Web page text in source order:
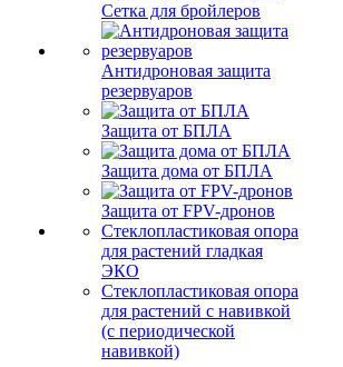
Сетка для бройлеров
Антидроновая защита
резервуаров
Защита от БПЛА
Защита дома от БПЛА
Защита от FPV-дронов
Стеклопластиковая опора
для растений гладкая
ЭКО
Стеклопластиковая опора
для растений с навивкой
(с периодической
навивкой)